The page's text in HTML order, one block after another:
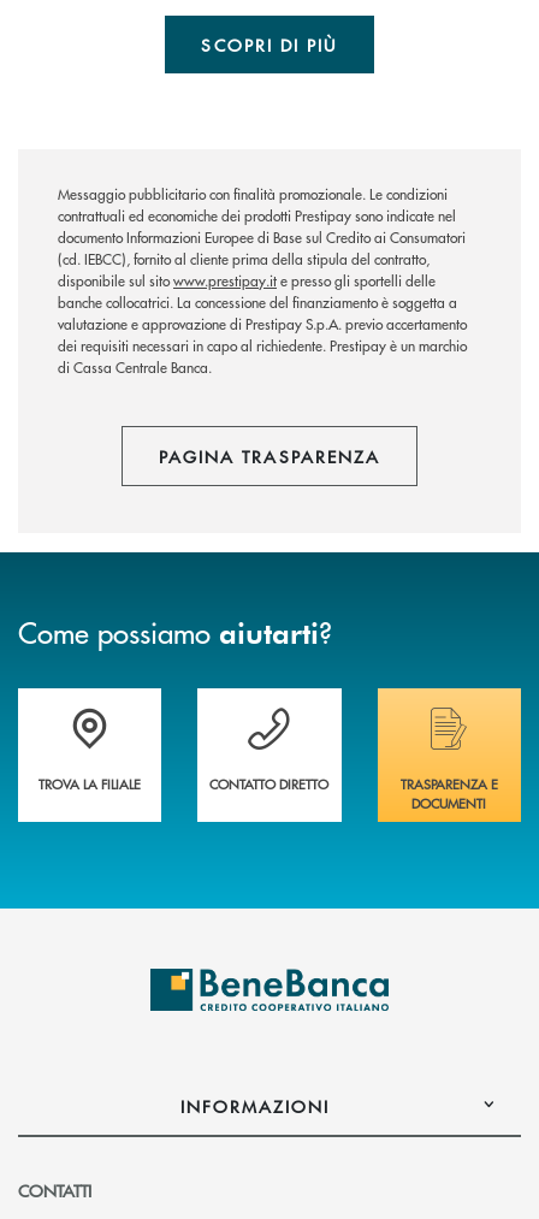
SCOPRI DI PIÙ
Messaggio pubblicitario con finalità promozionale. Le condizioni
contrattuali ed economiche dei prodotti Prestipay sono indicate nel
documento Informazioni Europee di Base sul Credito ai Consumatori
(cd. IEBCC), fornito al cliente prima della stipula del contratto,
disponibile sul sitowww.prestipay.ite presso gli sportelli delle
banche collocatrici. La concessione del finanziamento è soggetta a
valutazione e approvazione di Prestipay S.p.A. previo accertamento
dei requisiti necessari in capo al richiedente. Prestipay è un marchio
di Cassa Centrale Banca.
PAGINA TRASPARENZA
Come possiamo aiutarti?
Trova la filiale più vicina a te&nbsp;
TROVA LA FILIALE
Hai bisogno di assistenza immediata?
CONTATTO DIRETTO
Hai bisogno di
TRASPARENZA E
DOCUMENTI
INFORMAZIONI
CONTATTI